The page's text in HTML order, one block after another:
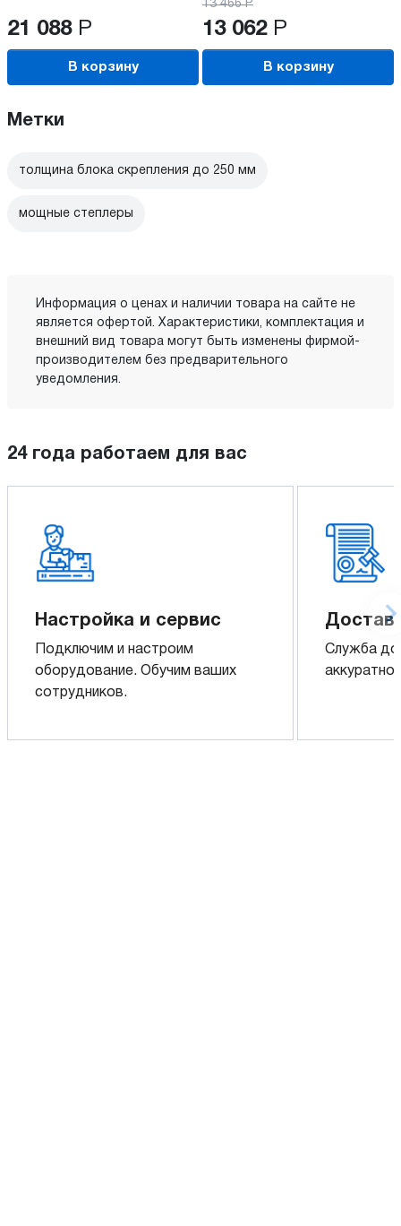
21 088 Р
В корзину
13 466 Р
13 062 Р
В корзину
Метки
толщина блока скрепления до 250 мм
мощные степлеры
Информация о ценах и наличии товара на сайте не
является офертой. Характеристики, комплектация и
внешний вид товара могут быть изменены фирмой-
производителем без предварительного
уведомления.
24 года работаем для вас
Настройка и сервис
Подключим и настроим
оборудование. Обучим ваших
сотрудников.
Служба
аккуратно